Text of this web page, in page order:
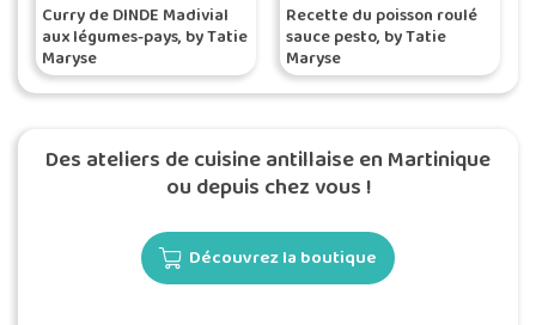
Curry de DINDE Madivial
aux légumes-pays, by Tatie
Maryse
Recette du poisson roulé
sauce pesto, by Tatie
Maryse
Des ateliers de cuisine antillaise en Martinique
ou depuis chez vous !
Découvrez la boutique